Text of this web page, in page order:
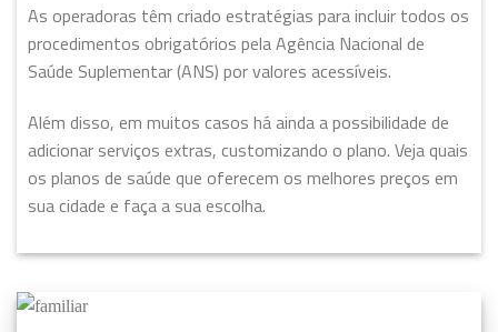
As operadoras têm criado estratégias para incluir todos os
procedimentos obrigatórios pela Agência Nacional de
Saúde Suplementar (ANS) por valores acessíveis.
Além disso, em muitos casos há ainda a possibilidade de
adicionar serviços extras, customizando o plano. Veja quais
os planos de saúde que oferecem os melhores preços em
sua cidade e faça a sua escolha.